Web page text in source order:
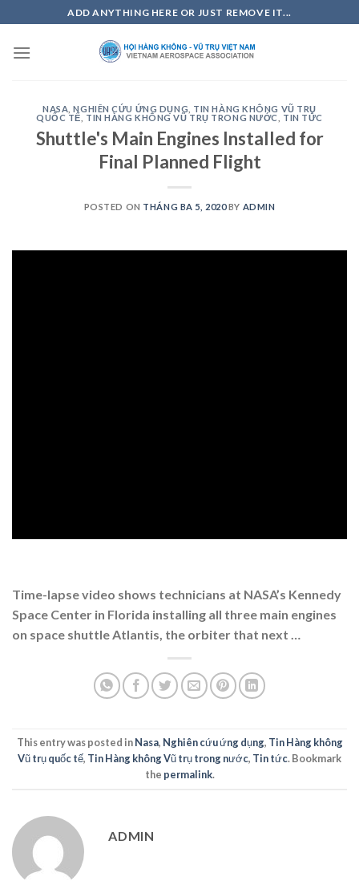
to
content
ADD ANYTHING HERE OR JUST REMOVE IT...
NASA ,NGHIÊN CỨU ỨNG DỤNG
TIN HÀNG KHÔNG VŨ TRỤ
QUỐC TẾ
TIN HÀNG KHÔNG VŨ TRỤ TRONG NƯỚC TIN TỨC
Shuttle's Main Engines Installed for
Final Planned Flight
POSTED ON THÁNG BA 5, 2020BY ADMIN
Time-lapse video shows technicians at NASA’s Kennedy
Space Center in Florida installing all three main engines
on space shuttle Atlantis, the orbiter that next …
This entry was posted inNasa, Nghiên cứu ứng dụng, Tin Hàng không
Vũ trụ quốc tế, Tin Hàng không Vũ trụ trong nước, Tin tức. Bookmark
the permalink.
ADMIN